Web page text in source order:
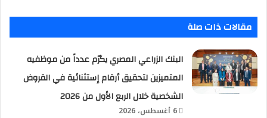
مقالات ذات صلة
البنك الزراعي المصري يكرّم عدداً من موظفيه
المتميزين لتحقيق أرقام إستثنائية في القروض
الشخصية خلال الربع الأول من 2026
6 أغسطس، 2026